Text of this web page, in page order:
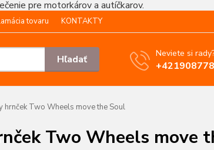
pre motorkárov a autíčkarov.
tovaru KONTAKTY
Hľadať Neviete si
hrnček Two Wheels move the Soul
Two Wheels move